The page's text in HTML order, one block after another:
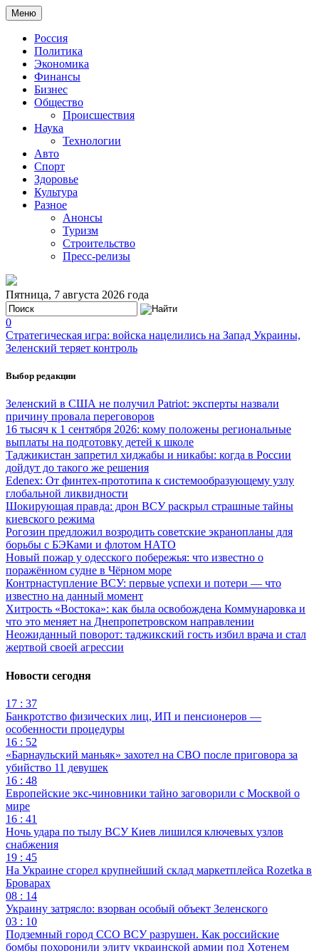
Меню
Россия
Политика
Экономика
Финансы
Бизнес
Общество
Происшествия
Наука
Технологии
Авто
Спорт
Здоровье
Культура
Разное
Анонсы
Туризм
Строительство
Пресс-релизы
Пятница, 7 августа 2026 года
0
Стратегическая игра: войска нацелились на Запад Украины,
Зеленский теряет контроль
Выбор редакции
Зеленский в США не получил Patriot: эксперты назвали
причину провала переговоров
16 тысяч к 1 сентября 2026: кому положены региональные
выплаты на подготовку детей к школе
Таджикистан запретил хиджабы и никабы: когда в России
дойдут до такого же решения
Edenex: От финтех-прототипа к системообразующему узлу
глобальной ликвидности
Шокирующая правда: дрон ВСУ раскрыл страшные тайны
киевского режима
Рогозин предложил возродить советские экранопланы для
борьбы с БЭКами и флотом НАТО
Новый пожар у одесского побережья: что известно о
поражённом судне в Чёрном море
Контрнаступление ВСУ: первые успехи и потери — что
известно на данный момент
Хитрость «Востока»: как была освобождена Коммунаровка и
что это меняет на Днепропетровском направлении
Неожиданный поворот: таджикский гость избил врача и стал
жертвой своей агрессии
Новости сегодня
17 : 37
Банкротство физических лиц, ИП и пенсионеров —
особенности процедуры
16 : 52
«Барнаульский маньяк» захотел на СВО после приговора за
убийство 11 девушек
16 : 48
Европейские экс-чиновники тайно заговорили с Москвой о
мире
16 : 41
Ночь удара по тылу ВСУ Киев лишился ключевых узлов
снабжения
19 : 45
На Украине сгорел крупнейший склад маркетплейса Rozetka в
Броварах
08 : 14
Украину затрясло: взорван особый объект Зеленского
03 : 10
Подземный город ССО ВСУ разрушен. Как российские
бомбы похоронили элиту украинской армии под Хотенем